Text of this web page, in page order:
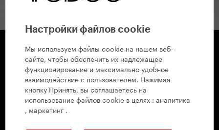
Настройки файлов cookie
Мы используем файлы cookie на нашем веб-
сайте, чтобы обеспечить их надлежащее
функционирование и максимально удобное
взаимодействие с пользователем. Нажимая
кнопку Принять, вы соглашаетесь на
использование файлов cookie в целях :аналитика
, маркетинг .
Yedoo
+420 737 279 592 info@yedoo.eu
Салон и Продажа
Radlická 80, 150 00 Praha 5, Чехия